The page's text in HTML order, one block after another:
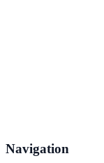
Navigation